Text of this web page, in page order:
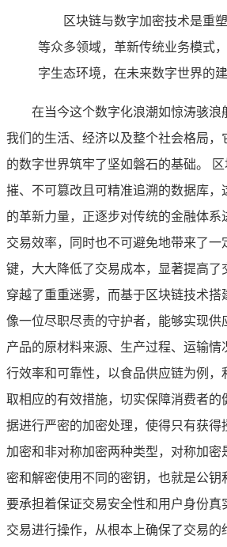
区块链与数字加密技术是重塑
等众多领域，革新传统业务模式
字生态环境，在未来数字世界的
在当今这个数字化浪潮如惊涛骇
我们的生活、经济以及整个社会格局
的数字世界筑牢了坚如磐石的基础。
摧、不可篡改且可精准追溯的数据库
的革新力量，正逐步对传统的金融体
交易效率，同时也不可避免地带来了
键，大大降低了交易成本，显著提高
穿越了重重迷雾，而基于区块链技术
像一位尽职尽责的守护者，能够实现
产品的原材料来源、生产过程、运输
行效率和可靠性，以食品供应链为例
取相应的有效措施，切实保障消费者
据进行严密的加密处理，使得只有获
加密和非对称加密两种类型，对称加
密和解密使用不同的密钥，也就是公
要承担着保证交易安全性和用户身份
交易进行操作，从根本上确保了交易